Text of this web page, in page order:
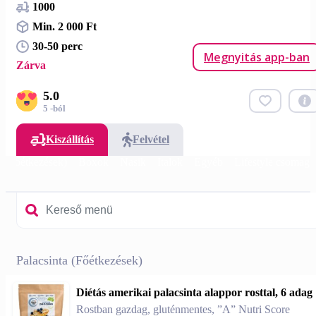
1000
Min. 2 000 Ft
30-50 perc
Zárva
Megnyitás app-ban
5.0
5 -ból
Kiszállítás
Felvétel
Palacsinta (Főétkezések)
Diétás amerikai palacsinta alappor rosttal, 6 adag
Rostban gazdag, gluténmentes, ”A” Nutri Score